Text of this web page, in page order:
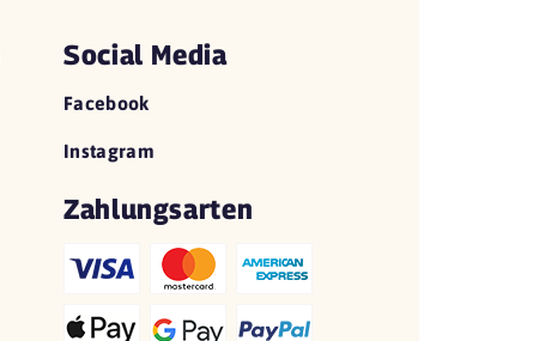
Social Media
Facebook
Instagram
Zahlungsarten